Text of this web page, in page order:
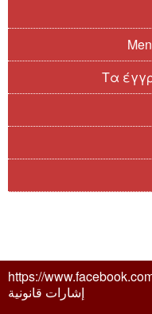
إشارات قانونية